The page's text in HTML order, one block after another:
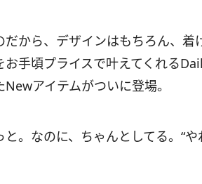
だから、デザインはもちろん、
お手頃プライスで叶えてくれる
アイテムがついに登場。
。なのに、ちゃんとしてる。“